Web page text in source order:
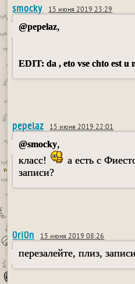
smocky 15 июня 2019 23:29
@pepelaz,
EDIT: da , eto vse chto est u
pepelaz 15 июня 2019 22:01
@smocky,
класс!
а есть с
записи?
0ri0n 15 июня 2019 08:26
перезалейте, плиз,